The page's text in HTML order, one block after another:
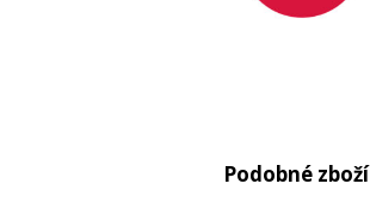
Podobné zboží